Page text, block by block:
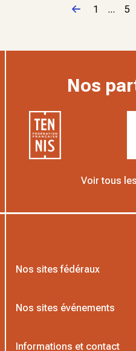
Page
1 ... 5
Nos
Voir tous
Nos sites fédéraux
Nos sites événements
Informations et contact